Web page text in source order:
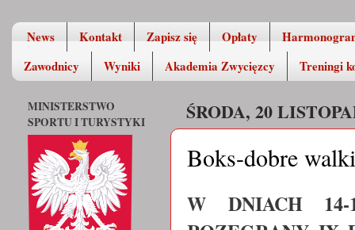
News Kontakt Zapisz się Opłaty
Zawodnicy
Wyniki Akademia Zwycięzcy Treningi
ŚRODA, 20
Boks-dobre
W DNIACH 14-
MINISTERSTWO
SPORTU I TURYSTYKI